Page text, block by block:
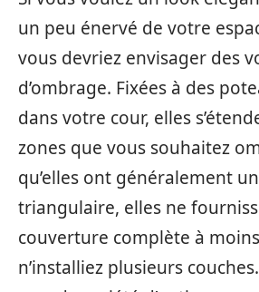
un peu énervé de votre
vous devriez envisager des
d’ombrage. Fixées à des
dans votre cour, elles
zones que vous souhaitez
qu’elles ont généralement
triangulaire, elles ne
couverture complète à
n’installiez plusieurs